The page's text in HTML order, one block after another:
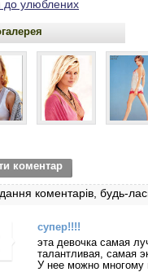
до улюблених
коментар
коментарів, будь-
супер!!!!
эта девочка самая
талантливая, самая
У нее можно многому